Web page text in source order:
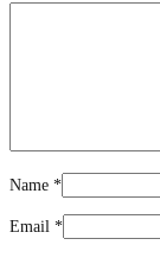
Name *
Email *